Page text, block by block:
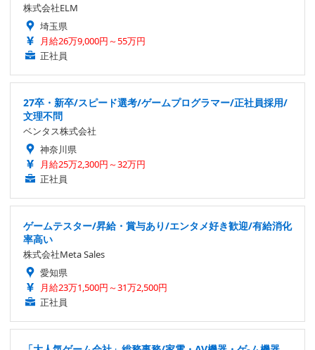
株式会社ELM
埼玉県
月給26万9,000円～55万円
正社員
27卒・新卒/スピード選考/ゲームプログラマー/正社員採用/
文理不問
ベンタス株式会社
神奈川県
月給25万2,300円～32万円
正社員
ゲームテスター/昇給・賞与あり/エンタメ好き歓迎/有給消化
率高い
株式会社Meta Sales
愛知県
月給23万1,500円～31万2,500円
正社員